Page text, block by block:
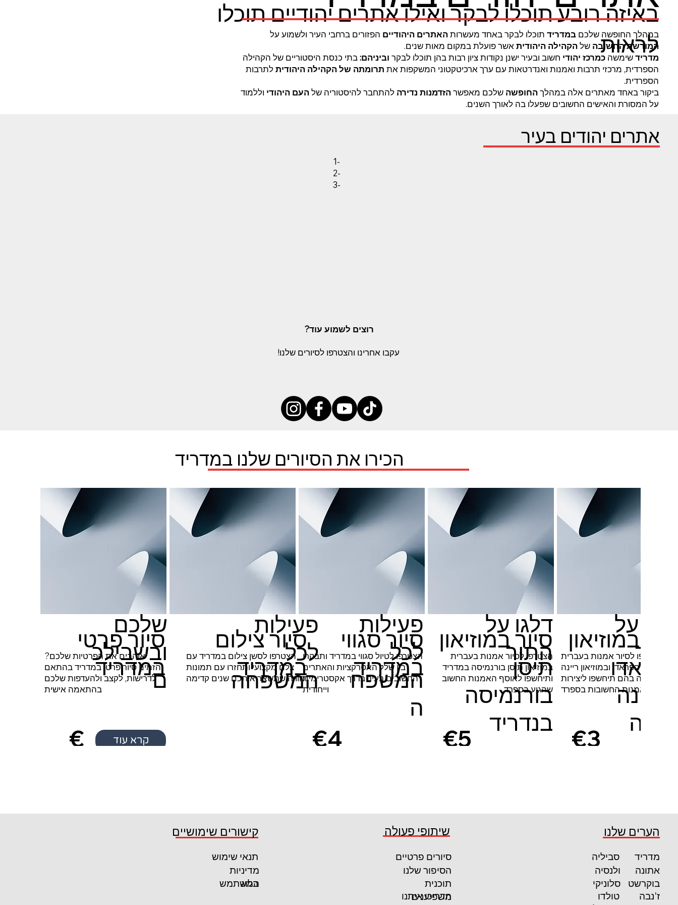
באיזה רובע תוכלו לבקר ואילו אתרים יהודיים תוכלו
לראות
במהלך החופשה שלכם במדריד תוכלו לבקר באחד מעשרותהאתרים היהודיים הפזורים ברחבי העיר ולשמוע על
המורשת החשובה שלהקהילה היהודיתאשר פועלת במקום מאות שנים.
מדרידשימשה כמרכז יהודי חשוב ובעיר ישנן נקודות ציון רבות בהן תוכלו לבקר וביניהם:בתי כנסת היסטוריים של הקהילה
הספרדית, מרכזי תרבות ואמנות ואנדרטאות עם ערך ארכיטקטוני המשקפות אתתרומתה של הקהילה היהודיתלתרבות
הספרדית.
ביקור באחד מאתרים אלה במהלךהחופשה שלכם מאפשרהזדמנות נדירה להתחבר להיסטוריה שלהעם היהודי וללמוד
על המסורת והאישים החשובים שפעלו בה לאורך השנים.
אתרים יהודים בעיר
1-
2-
3-
רוצים לשמוע עוד?
עקבו אחרינו והצטרפו לסיורים שלנו!
הכירו את הסיורים שלנו במדריד
קרא עוד €
שלכם
ובשבילכ
ם
סיור פרטי
במדריד
אוהבים את הפרטיות שלכם?
הזמינו סיור פרטי במדריד בהתאם
לדרישות, לקצב ולהעדפות שלכם
בהתאמה אישית
קרא עוד
0
פעילות
לכל
המשפחה
סיור צילום
במדריד
הצטרפו לסשן צילום במדריד עם
צלם מקצועי ותחזרו עם תמונות
וחוויה שתשאר איתכם שנים קדימה
€4
פעילות
לכל
המשפח
ה
סיור סגווי
במדריד
הצטרפו לטיול סגווי במדריד ותבקרו
בין שלל האטרקציות והאתרים
החשובים בעיר בדרך אקסטרימית
וייחודית
€5
דלגו על
התור
סיור במוזיאון
תיסן
בורנמיסה
בנדריד
הצטרפו לסיור אמנות בעברית
במוזיאון תיסן בורנמיסה במדריד
ותיחשפו לאוסף האמנות החשוב
שהגיע בספרד
€3
על
במוזיאון
הצטרפו לסיור אמנות בעברית
במוזיאון הפראדו ובמוזיאון ריינה
סופיה בהם תיחשפו ליצירות
האמנות החשובות בספרד
קישורים שימושיים
תנאי שימוש
מדיניות
המשתמש
בלוג
שיתופי פעולה
תוכנית
משפיענים
הסיפור שלנו
סיורים פרטיים
הדריכו איתנו
הערים שלנו
סביליה
ולנסיה
מדריד
סלוניקי
אתונה
טולדו
בוקרשט
ז'נבה